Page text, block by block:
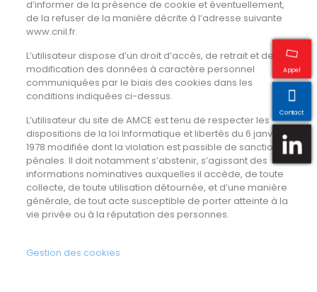
d’informer de la présence de cookie et éventuellement,
de la refuser de la manière décrite à l’adresse suivante
www.cnil.fr.
L’utilisateur dispose d’un droit d’accès, de retrait et de
modification des données à caractère personnel
communiquées par le biais des cookies dans les
conditions indiquées ci-dessus.
L’utilisateur du site de AMCE est tenu de respecter les
dispositions de la loi Informatique et libertés du 6 janvier
1978 modifiée dont la violation est passible de sanctions
pénales. Il doit notamment s’abstenir, s’agissant des
informations nominatives auxquelles il accède, de toute
collecte, de toute utilisation détournée, et d’une manière
générale, de tout acte susceptible de porter atteinte à la
vie privée ou à la réputation des personnes.
Gestion des cookies
Appel
Contact